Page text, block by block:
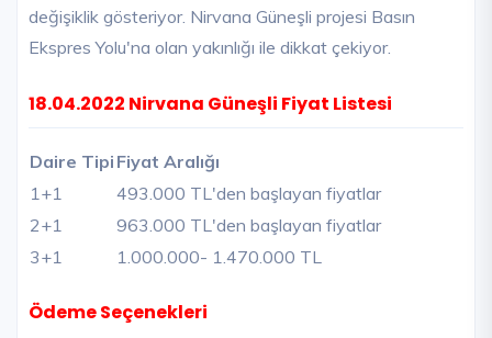
değişiklik gösteriyor. Nirvana Güneşli projesi Basın
Ekspres Yolu'na olan yakınlığı ile dikkat çekiyor.
18.04.2022 Nirvana Güneşli Fiyat Listesi
Daire Tipi Fiyat Aralığı
1+1
493.000 TL'den başlayan fiyatlar
2+1
963.000 TL'den başlayan fiyatlar
3+1
1.000.000- 1.470.000 TL
Ödeme Seçenekleri